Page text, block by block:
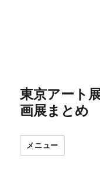
東京アート
画展まとめ
メニュー